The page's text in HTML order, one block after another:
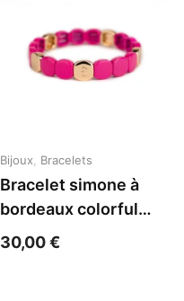
Bijoux, Bracelets
Bracelet simone à
bordeaux colorful
rose bonbon acier
jaune
30,00€